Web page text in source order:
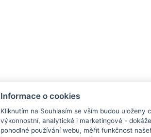
Informace o cookies
Kliknutím na Souhlasím se vším budou uloženy
výkonnostní, analytické i marketingové -
pohodlné používání webu, měřit funkčnost